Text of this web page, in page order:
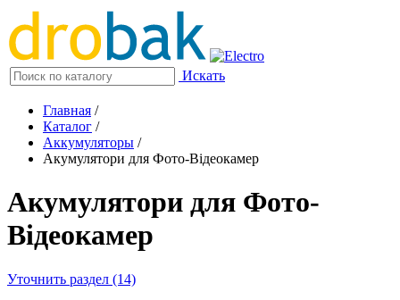
Искать
Главная /
Каталог /
Аккумуляторы /
Акумулятори для Фото-Відеокамер
Акумулятори для Фото-
Відеокамер
Уточнить раздел (14)